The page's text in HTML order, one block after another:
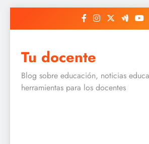
Tu docente
Blog sobre educación, noticias
herramientas para los docentes